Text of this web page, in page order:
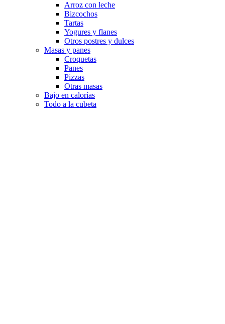
Arroz con leche
Bizcochos
Tartas
Yogures y flanes
Otros postres y dulces
Masas y panes
Croquetas
Panes
Pizzas
Otras masas
Bajo en calorías
Todo a la cubeta